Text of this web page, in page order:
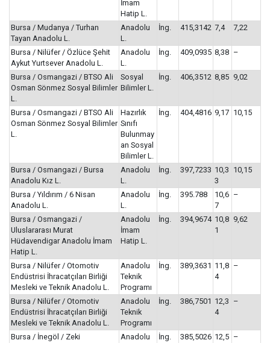
İmam
Hatip L.
Bursa / Mudanya / Turhan
Tayan Anadolu L.
Anadolu
L.
İng. 415,3142 7,4 7,22
Bursa / Nilüfer / Özlüce Şehit
Aykut Yurtsever Anadolu L.
Anadolu
L.
İng. 409,0935 8,38 –
Bursa / Osmangazi / BTSO Ali
Osman Sönmez Sosyal Bilimler
L.
Sosyal
Bilimler L.
İng. 406,3512 8,85 9,02
Bursa / Osmangazi / BTSO Ali
Osman Sönmez Sosyal Bilimler
L.
Hazırlık
Sınıfı
Bulunmay
an Sosyal
Bilimler L.
İng. 404,4816 9,17 10,15
Bursa / Osmangazi / Bursa
Anadolu Kız L.
Anadolu
L.
İng. 397,7233 10,3
3
10,15
Bursa / Yıldırım / 6 Nisan
Anadolu L.
Anadolu
L.
İng. 395.788
10,6
7
–
Bursa / Osmangazi /
Uluslararası Murat
Hüdavendigar Anadolu İmam
Hatip L.
Anadolu
İmam
Hatip L.
İng. 394,9674 10,8
1
9,62
Bursa / Nilüfer / Otomotiv
Endüstrisi İhracatçıları Birliği
Mesleki ve Teknik Anadolu L.
Anadolu
Teknik
Programı
İng. 389,3631 11,8
4
–
Bursa / Nilüfer / Otomotiv
Endüstrisi İhracatçıları Birliği
Mesleki ve Teknik Anadolu L.
Anadolu
Teknik
Programı
İng. 386,7501 12,3
4
–
Bursa / İnegöl / Zeki Anadolu İng. 385,5026 12,5 –